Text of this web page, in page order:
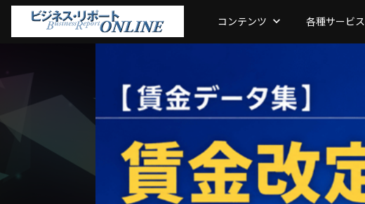
コンテンツ keyboard_arrow_down 各種サービス